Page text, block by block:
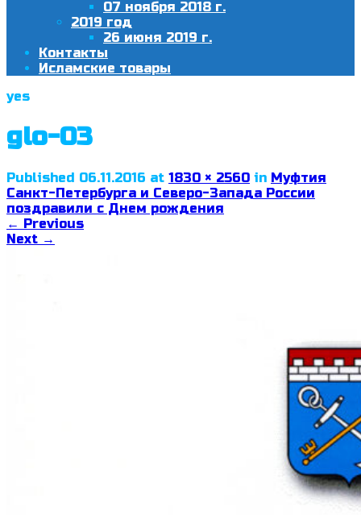
07 ноября 2018 г.
2019 год
26 июня 2019 г.
Контакты
Исламские товары
yes
glo-03
Published 06.11.2016 at 1830 × 2560 in Муфтия
Санкт-Петербурга и Северо-Запада России
поздравили с Днем рождения
← Previous
Next →